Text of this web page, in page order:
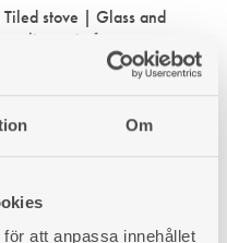
Om
att anpassa innehållet
Tiled stove | Glass and
sealing strip for stove
Glass and sealing strip for tiled
Art. nr: 5196729